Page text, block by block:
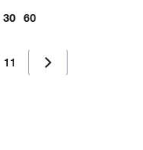
30 60
11